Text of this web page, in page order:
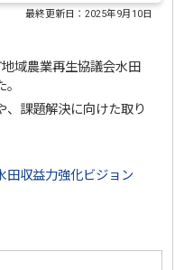
最終更新日：2025年9月10日
域農業再生協議会水田
課題解決に向けた取り
田収益力強化ビジョン